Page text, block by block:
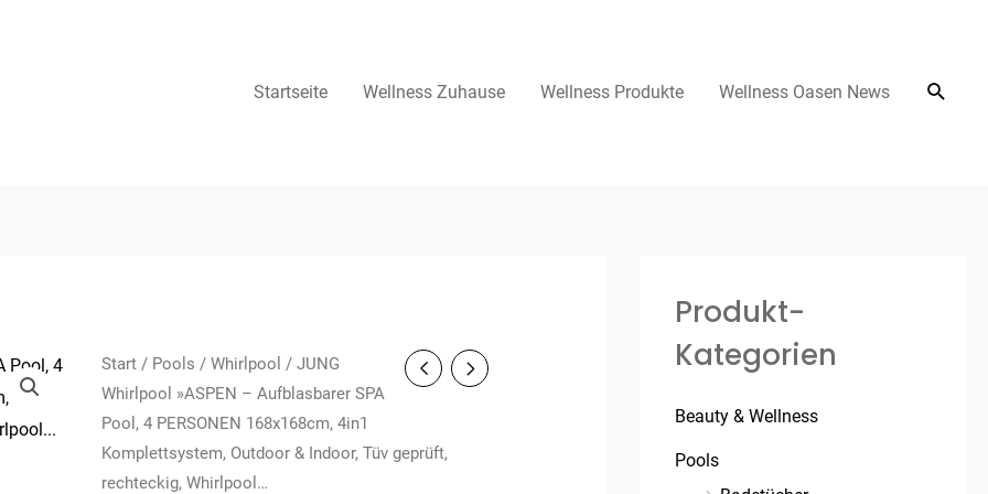
Startseite Wellness Zuhause Wellness Produkte Wellness Oasen News
Start/ Pools / Whirlpool / JUNG
Whirlpool »ASPEN – Aufblasbarer SPA
Pool, 4 PERSONEN 168x168cm, 4in1
Komplettsystem, Outdoor & Indoor, Tüv geprüft,
rechteckig, Whirlpool…
Produkt-
Kategorien
Beauty & Wellness
Pools